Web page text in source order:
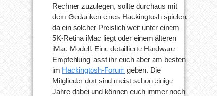
Rechner zuzulegen, sollte durchaus mit
dem Gedanken eines Hackingtosh spielen,
da ein solcher Preislich weit unter einem
5K-Retina iMac liegt oder einem älteren
iMac Modell. Eine detaillierte Hardware
Empfehlung lasst ihr euch aber am besten
im Hackingtosh-Forum geben. Die
Mitglieder dort sind meist schon einige
Jahre dabei und können euch immer noch